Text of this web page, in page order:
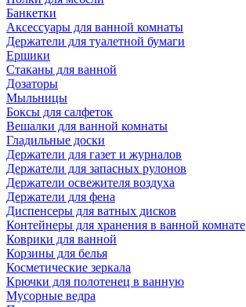
Банкетки
Аксессуары для ванной комнаты
Держатели для туалетной бумаги
Ершики
Стаканы для ванной
Дозаторы
Мыльницы
Боксы для салфеток
Вешалки для ванной комнаты
Гладильные доски
Держатели для газет и журналов
Держатели для запасных рулонов
Держатели освежителя воздуха
Держатели для фена
Диспенсеры для ватных дисков
Контейнеры для хранения в ванной комнате
Коврики для ванной
Корзины для белья
Косметические зеркала
Крючки для полотенец в ванную
Мусорные ведра